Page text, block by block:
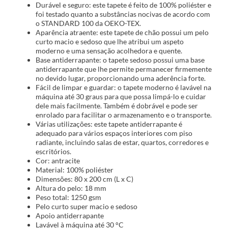
Durável e seguro: este tapete é feito de 100% poliéster e
foi testado quanto a substâncias nocivas de acordo com
o STANDARD 100 da OEKO-TEX.
Aparência atraente: este tapete de chão possui um pelo
curto macio e sedoso que lhe atribui um aspeto
moderno e uma sensação acolhedora e quente.
Base antiderrapante: o tapete sedoso possui uma base
antiderrapante que lhe permite permanecer firmemente
no devido lugar, proporcionando uma aderência forte.
Fácil de limpar e guardar: o tapete moderno é lavável na
máquina até 30 graus para que possa limpá-lo e cuidar
dele mais facilmente. Também é dobrável e pode ser
enrolado para facilitar o armazenamento e o transporte.
Várias utilizações: este tapete antiderrapante é
adequado para vários espaços interiores com piso
radiante, incluindo salas de estar, quartos, corredores e
escritórios.
Cor: antracite
Material: 100% poliéster
Dimensões: 80 x 200 cm (L x C)
Altura do pelo: 18 mm
Peso total: 1250 gsm
Pelo curto super macio e sedoso
Apoio antiderrapante
Lavável à máquina até 30 °C